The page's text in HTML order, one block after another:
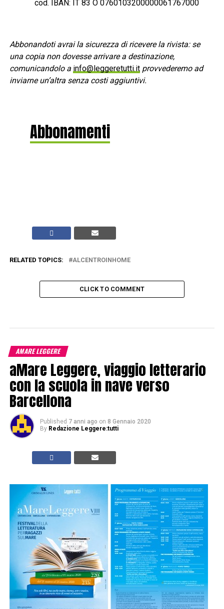
cod. IBAN: IT 83 O 0760103200000061767000
Abbonandoti avrai la sicurezza di ricevere la rivista: se
una copia non dovesse arrivare a destinazione,
comunicandolo a info@leggeretutti.it provvederemo ad
inviarne un’altra senza costi aggiuntivi.
Abbonamenti
RELATED TOPICS: ALCENTROINHOME
CLICK TO COMMENT
AMARE LEGGERE
aMare Leggere, viaggio letterario
con la scuola in nave verso
Barcellona
Published 7 anni ago on 8 Gennaio 2020
By Redazione Leggere:tutti